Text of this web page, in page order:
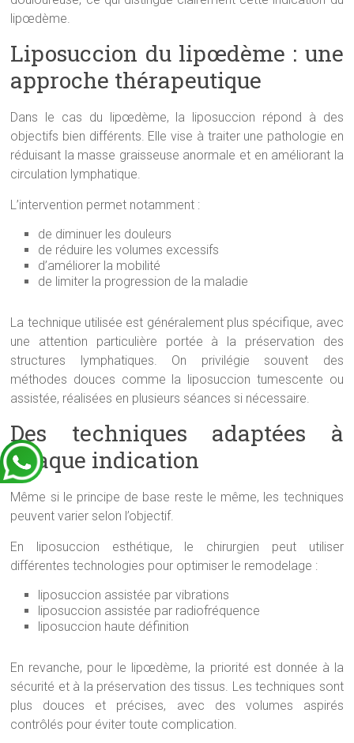
lipœdème.
Liposuccion du lipœdème : une
approche thérapeutique
Dans le cas du lipœdème, la liposuccion répond à des
objectifs bien différents. Elle vise à traiter une pathologie en
réduisant la masse graisseuse anormale et en améliorant la
circulation lymphatique.
L’intervention permet notamment :
de diminuer les douleurs
de réduire les volumes excessifs
d’améliorer la mobilité
de limiter la progression de la maladie
La technique utilisée est généralement plus spécifique, avec
une attention particulière portée à la préservation des
structures lymphatiques. On privilégie souvent des
méthodes douces comme la liposuccion tumescente ou
assistée, réalisées en plusieurs séances si nécessaire.
Des techniques adaptées à
chaque indication
Même si le principe de base reste le même, les techniques
peuvent varier selon l’objectif.
En liposuccion esthétique, le chirurgien peut utiliser
différentes technologies pour optimiser le remodelage :
liposuccion assistée par vibrations
liposuccion assistée par radiofréquence
liposuccion haute définition
En revanche, pour le lipœdème, la priorité est donnée à la
sécurité et à la préservation des tissus. Les techniques sont
plus douces et précises, avec des volumes aspirés
contrôlés pour éviter toute complication.